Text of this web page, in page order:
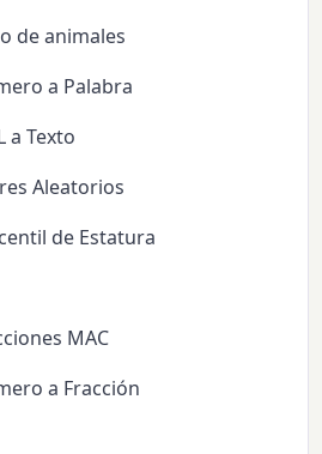
de animales
a Palabra
a Texto
Aleatorios
de Estatura
MAC
a Fracción